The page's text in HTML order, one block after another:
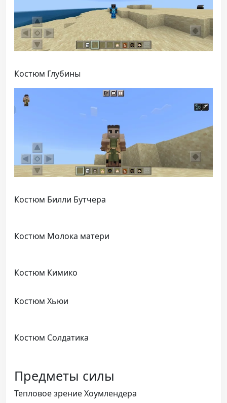
Костюм Глубины
Костюм Билли Бутчера
Костюм Молока матери
Костюм Кимико
Костюм Хьюи
Костюм Солдатика
Предметы силы
Тепловое зрение Хоумлендера